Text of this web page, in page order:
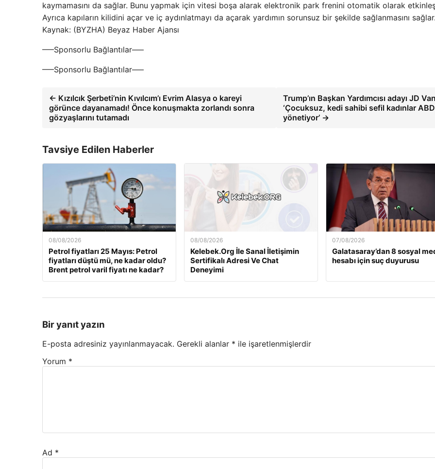
kaymamasını da sağlar. Bunu yapmak için vitesi boşa alarak elektronik park frenini otomatik olarak
Ayrıca kapıların kilidini açar ve iç aydınlatmayı da açarak yardımın sorunsuz bir şekilde sağlanmasını sağlar.
Kaynak: (BYZHA) Beyaz Haber Ajansı
—–Sponsorlu Bağlantılar—–
—–Sponsorlu Bağlantılar—–
← Kızılcık Şerbeti’nin Kıvılcım’ı Evrim Alasya o kareyi
görünce dayanamadı! Önce konuşmakta zorlandı sonra
gözyaşlarını tutamadı
Trump’ın Başkan Yardımcısı adayı JD
‘Çocuksuz, kedi sahibi sefil kadınlar
yönetiyor’ →
Tavsiye Edilen Haberler
08/08/2026
Petrol fiyatları 25 Mayıs: Petrol
fiyatları düştü mü, ne kadar oldu?
Brent petrol varil fiyatı ne kadar?
08/08/2026
Kelebek.Org İle Sanal İletişimin
Sertifikalı Adresi Ve Chat
Deneyimi
07/08/2026
Galatasaray’dan 8 sosyal
hesabı için suç duyurusu
Bir yanıt yazın
E-posta adresiniz yayınlanmayacak. Gerekli alanlar * ile işaretlenmişlerdir
Yorum *
Ad *